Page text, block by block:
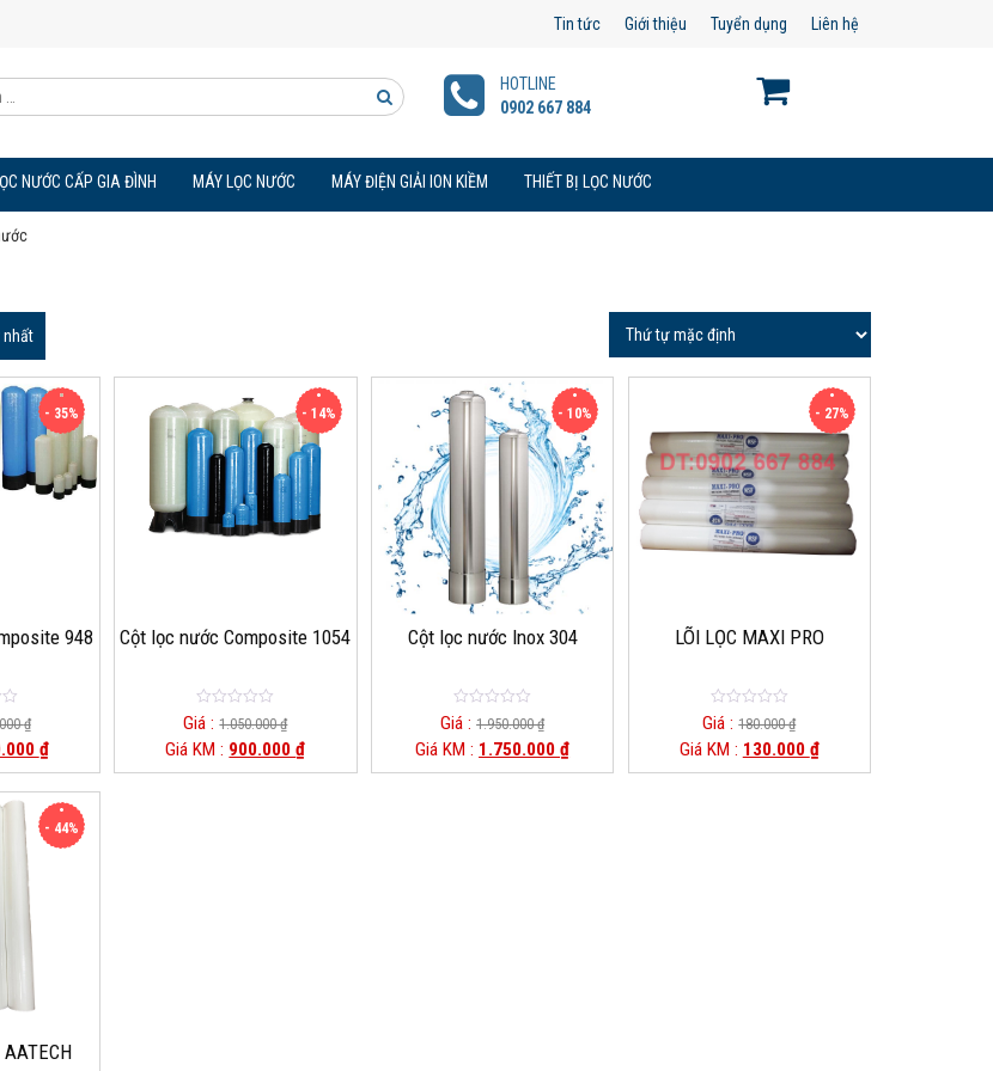
Tin tức Giới thiệu Tuyển dụng Liên hệ
kiếm
sản
HOTLINE
0902 667 884
NƯỚC CẤP GIA ĐÌNH MÁY LỌC NƯỚC MÁY ĐIỆN GIẢI ION KIỀM THIẾT BỊ LỌC NƯỚC
nhất
- 35%
948
₫
₫
- 14%
Cột lọc nước Composite 1054
0
o
u
t
o
Giá :1.050.000₫
Giá KM : 900.000₫
- 10%
Cột lọc nước Inox 304
0
o
u
t
o
Giá :1.950.000₫
Giá KM : 1.750.000₫
- 27%
LÕI LỌC MAXI PRO
0
o
u
t
o
Giá :180.000₫
Giá KM : 130.000 ₫
- 44%
AATECH